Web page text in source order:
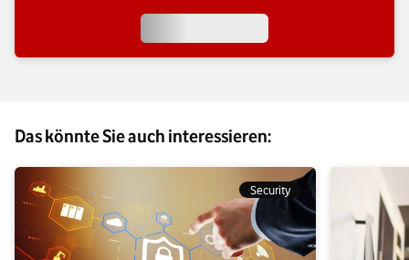
Das könnte Sie auch interessieren:
Security